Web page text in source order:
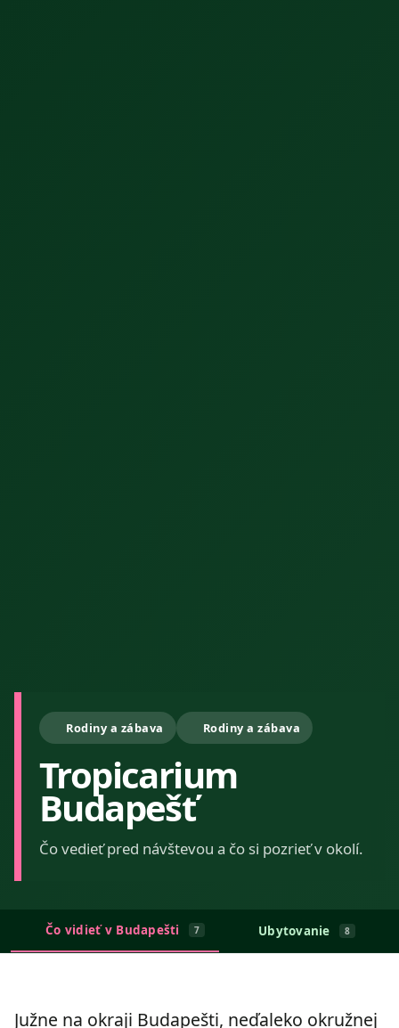
Rodiny a zábava Rodiny a zábava
Tropicarium
Budapešť
Čo vedieť pred návštevou a čo si pozrieť v okolí.
Čo vidieť v Budapešti 7 Ubytovanie 8
Južne na okraji Budapešti, neďaleko okružnej